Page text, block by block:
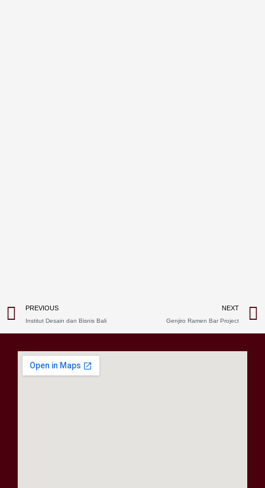
Prev
PREVIOUS
Institut Desain dan Bisnis Bali
NEXT
Genjiro Ramen Bar Project